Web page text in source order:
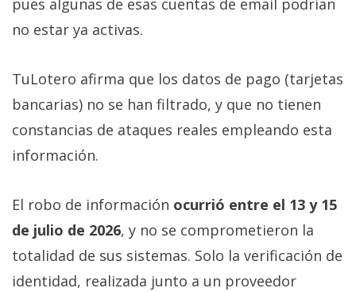
pues algunas de esas cuentas de email podrían
no estar ya activas.
TuLotero afirma que los datos de pago (tarjetas
bancarias) no se han filtrado, y que no tienen
constancias de ataques reales empleando esta
información.
El robo de información ocurrió entre el 13 y 15
de julio de 2026, y no se comprometieron la
totalidad de sus sistemas. Solo la verificación de
identidad, realizada junto a un proveedor